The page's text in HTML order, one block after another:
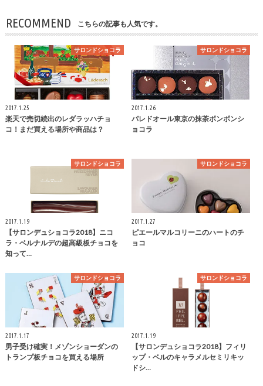
RECOMMEND こちらの記事も人気です。
サロンドショコラ
2017.1.25
楽天で売切続出のレダラッハチョ
コ！まだ買える場所や商品は？
サロンドショコラ
2017.1.26
パレドオール東京の抹茶ボンボンシ
ョコラ
サロンドショコラ
2017.1.19
【サロンデュショコラ2018】ニコ
ラ・ベルナルデの超高級板チョコを
知って…
サロンドショコラ
2017.1.27
ピエールマルコリーニのハートのチ
ョコ
サロンドショコラ
2017.1.17
男子受け確実！メゾンショーダンの
トランプ板チョコを買える場所
サロンドショコラ
2017.1.19
【サロンデュショコラ2018】フィリ
ップ・ベルのキャラメルセミリキッ
ドシ…